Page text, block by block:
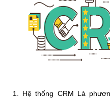
1. Hệ thống CRM Là